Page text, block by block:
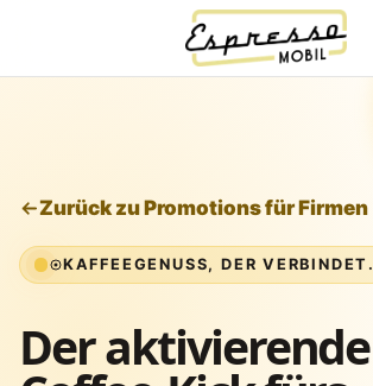
Zurück zu Promotions für Firmen
KAFFEEGENUSS, DER VERBINDET.
Der aktivierende